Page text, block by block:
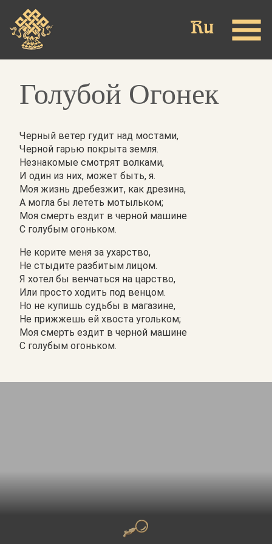
main
content
Голубой Огонек
Черный ветер гудит над мостами,
Черной гарью покрыта земля.
Незнакомые смотрят волками,
И один из них, может быть, я.
Моя жизнь дребезжит, как дрезина,
А могла бы лететь мотыльком;
Моя смерть ездит в черной машине
С голубым огоньком.
Не корите меня за ухарство,
Не стыдите разбитым лицом.
Я хотел бы венчаться на царство,
Или просто ходить под венцом.
Но не купишь судьбы в магазине,
Не прижжешь ей хвоста угольком;
Моя смерть ездит в черной машине
С голубым огоньком.